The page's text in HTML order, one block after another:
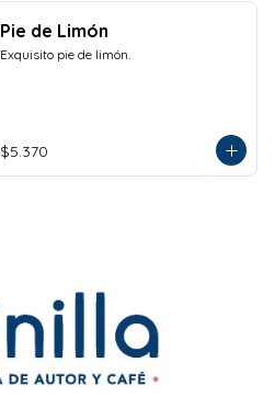
Pie de Limón
Exquisito pie de limón.
$5.370